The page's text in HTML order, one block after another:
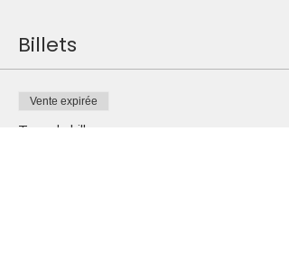
Billets
Vente expirée
Type de billet